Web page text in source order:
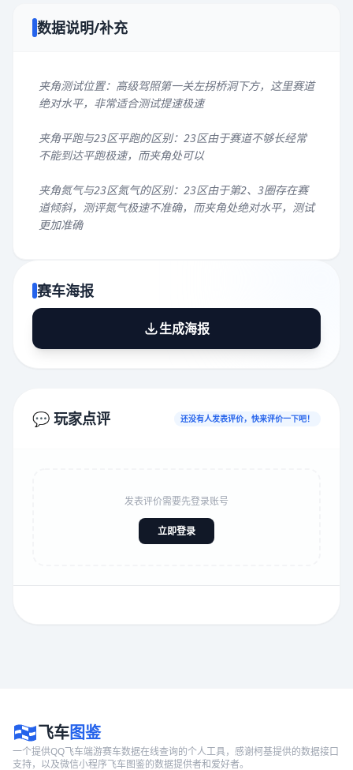
数据说明/补充
夹角测试位置：高级驾照第一关左拐桥洞下方，这里赛道
绝对水平，非常适合测试提速极速
夹角平跑与23区平跑的区别：23区由于赛道不够长经常
不能到达平跑极速，而夹角处可以
夹角氮气与23区氮气的区别：23区由于第2、3圈存在赛
道倾斜，测评氮气极速不准确，而夹角处绝对水平，测试
更加准确
赛车海报
生成海报
💬 玩家点评 还没有人发表评价，快来评价一下吧！
发表评价需要先登录账号
立即登录
飞车图鉴
一个提供QQ飞车端游赛车数据在线查询的个人工具，感谢柯基提供的数据接口
支持，以及微信小程序飞车图鉴的数据提供者和爱好者。